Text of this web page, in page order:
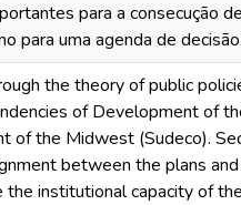
para a consecução
para uma agenda de decisão.
the theory of public
of Development of
of the Midwest (Sudeco).
between the plans
institutional capacity of